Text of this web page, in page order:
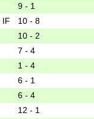
9 - 1
10 - 8
10 - 2
7 - 4
1 - 4
6 - 1
6 - 4
12 - 1